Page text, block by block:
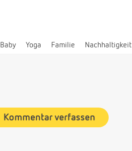
Baby Yoga Familie Nachhaltigkeit
Kommentar verfassen